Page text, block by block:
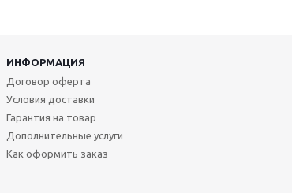
ИНФОРМАЦИЯ
Договор оферта
Условия доставки
Гарантия на товар
Дополнительные услуги
Как оформить заказ